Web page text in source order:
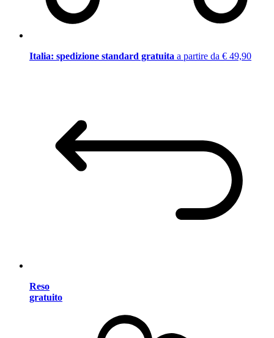
Italia: spedizione standard gratuita a partire da € 49,90
Reso
gratuito